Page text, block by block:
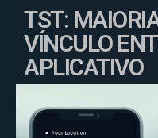
TST:
VÍNCULO
APLICATIVO